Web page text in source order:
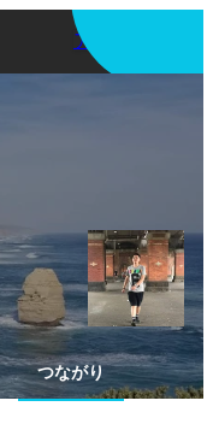
アプリを使う
つながり